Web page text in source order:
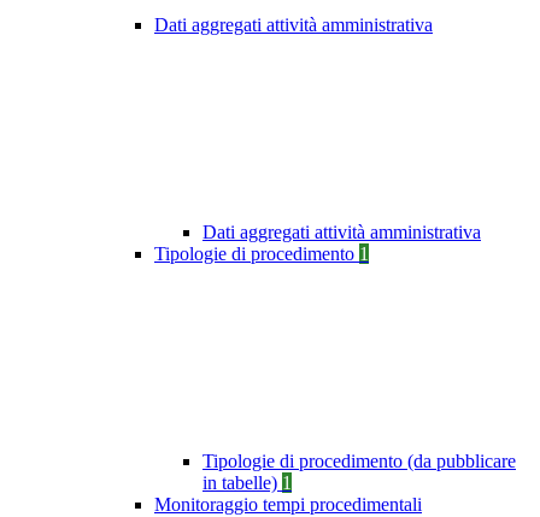
Dati aggregati attività amministrativa
Dati aggregati attività amministrativa
Tipologie di procedimento 1
Tipologie di procedimento (da pubblicare
in tabelle) 1
Monitoraggio tempi procedimentali